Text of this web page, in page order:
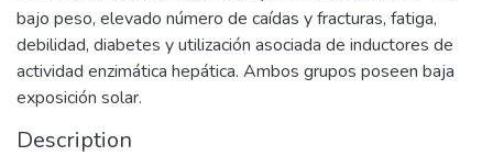
bajo peso, elevado número de caídas y fracturas, fatiga,
debilidad, diabetes y utilización asociada de inductores de
actividad enzimática hepática. Ambos grupos poseen baja
exposición solar.
Description